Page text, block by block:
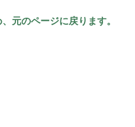
元のページに戻ります。